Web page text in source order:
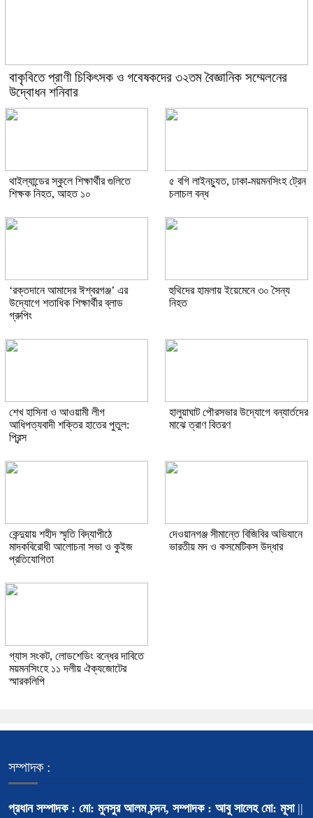
বাকৃবিতে প্রাণী চিকিৎসক ও গবেষকদের ৩২তম বৈজ্ঞানিক সম্মেলনের
উদ্বোধন শনিবার
থাইল্যান্ডের স্কুলে শিক্ষার্থীর গুলিতে
শিক্ষক নিহত, আহত ১০
৫ বগি লাইনচ্যুত, ঢাকা-ময়মনসিংহ ট্রেন
চলাচল বন্ধ
‘রক্তদানে আমাদের ঈশ্বরগঞ্জ’ এর
উদ্যোগে শতাধিক শিক্ষার্থীর ব্লাড
গ্রুপিং
হুথিদের হামলায় ইয়েমেনে ৩০ সৈন্য
নিহত
শেখ হাসিনা ও আওয়ামী লীগ
আধিপত্যবাদী শক্তির হাতের পুতুল:
প্রিন্স
হালুয়াঘাট পৌরসভার উদ্যোগে বন্যার্তদের
মাঝে ত্রাণ বিতরণ
কেন্দুয়ায় শহীদ স্মৃতি বিদ্যাপীঠে
মাদকবিরোধী আলোচনা সভা ও কুইজ
প্রতিযোগিতা
দেওয়ানগঞ্জ সীমান্তে বিজিবির অভিযানে
ভারতীয় মদ ও কসমেটিকস উদ্ধার
গ্যাস সংকট, লোডশেডিং বন্ধের দাবিতে
ময়মনসিংহে ১১ দলীয় ঐক্যজোটের
স্মারকলিপি
সম্পাদক :
প্রধান সম্পাদক : মো: মুনসুর আলম চন্দন, সম্পাদক : আবু সালেহ মো: মূসা||